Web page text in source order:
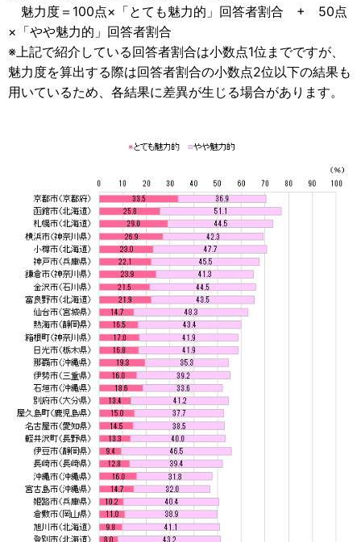
魅力度＝100点×「とても魅力的」回答者割合 + 50点
×「やや魅力的」回答者割合
※上記で紹介している回答者割合は小数点1位までですが、
魅力度を算出する際は回答者割合の小数点2位以下の結果も
用いているため、各結果に差異が生じる場合があります。